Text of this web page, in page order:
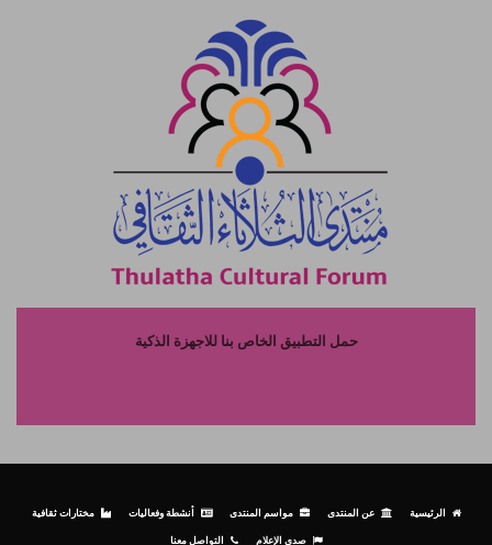
حمل التطبيق الخاص بنا للاجهزة الذكية
الرئيسية عن المنتدى مواسم المنتدى أنشطة وفعاليات مختارات ثقافية
صدى الإعلام التواصل معنا